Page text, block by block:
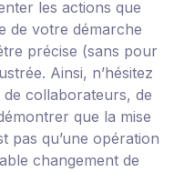
les actions que
de votre démarche
précise (sans pour
Ainsi, n’hésitez
de collaborateurs, de
que la mise
pas qu’une opération
changement de